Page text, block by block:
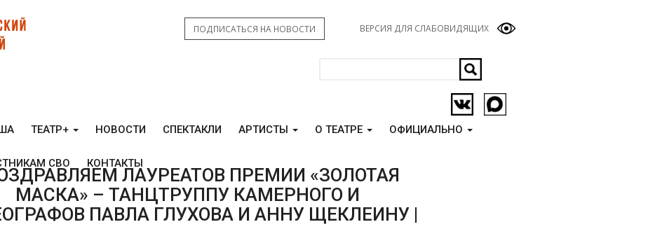
ВЕРСИЯ ДЛЯ СЛАБОВИДЯЩИХ
ПОДПИСАТЬСЯ НА НОВОСТИ
ТЕАТР+ НОВОСТИ СПЕКТАКЛИ АРТИСТЫ О ТЕАТРЕ ОФИЦИАЛЬНО
СВО КОНТАКТЫ
ЛАУРЕАТОВ ПРЕМИИ «ЗОЛОТАЯ
МАСКА» – ТАНЦТРУППУ КАМЕРНОГО И
ПАВЛА ГЛУХОВА И АННУ ЩЕКЛЕИНУ |